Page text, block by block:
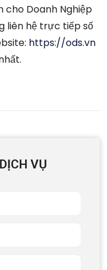
cho Doanh Nghiệp
liên hệ trực tiếp số
https://ods.vn
VỤ